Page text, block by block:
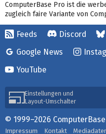
ComputerBase Pro ist die
zugleich faire Variante von
Feeds Discord
Google News
YouTube
Einstellungen und
Layout-Umschalter
© 1999–2026 ComputerBase
Impressum Kontakt